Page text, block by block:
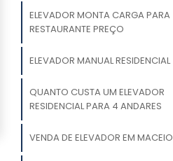
ELEVADOR MONTA CARGA PARA
RESTAURANTE PREÇO
ELEVADOR MANUAL RESIDENCIAL
QUANTO CUSTA UM ELEVADOR
RESIDENCIAL PARA 4 ANDARES
VENDA DE ELEVADOR EM MACEIO